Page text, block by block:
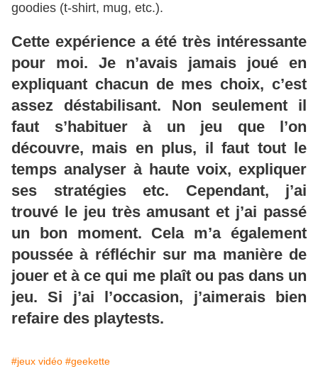
goodies (t-shirt, mug, etc.).
Cette expérience a été très intéressante
pour moi. Je n’avais jamais joué en
expliquant chacun de mes choix, c’est
assez déstabilisant. Non seulement il
faut s’habituer à un jeu que l’on
découvre, mais en plus, il faut tout le
temps analyser à haute voix, expliquer
ses stratégies etc. Cependant, j’ai
trouvé le jeu très amusant et j’ai passé
un bon moment. Cela m’a également
poussée à réfléchir sur ma manière de
jouer et à ce qui me plaît ou pas dans un
jeu. Si j’ai l’occasion, j’aimerais bien
refaire des playtests.
#jeux vidéo #geekette